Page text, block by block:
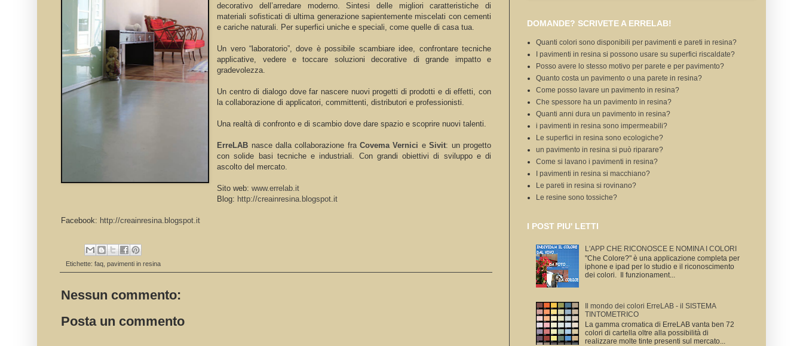
decorativo dell’arredare moderno. Sintesi delle migliori caratteristiche di
materiali sofisticati di ultima generazione sapientemente miscelati con cementi
e cariche naturali. Per superfici uniche e speciali, come quelle di casa tua.
Un vero “laboratorio”, dove è possibile scambiare idee, confrontare tecniche
applicative, vedere e toccare soluzioni decorative di grande impatto e
gradevolezza.
Un centro di dialogo dove far nascere nuovi progetti di prodotti e di effetti, con
la collaborazione di applicatori, committenti, distributori e professionisti.
Una realtà di confronto e di scambio dove dare spazio e scoprire nuovi talenti.
ErreLAB nasce dalla collaborazione fraCovema Vernici eSivit: un progetto
con solide basi tecniche e industriali. Con grandi obiettivi di sviluppo e di
ascolto del mercato.
Sito web:www.errelab.it
Blog: http://creainresina.blogspot.it
Facebook: http://creainresina.blogspot.it
Etichette: faq pavimenti in resina
Nessun commento:
Posta un commento
DOMANDE? SCRIVETE A ERRELAB!
Quanti colori sono disponibili per pavimenti e pareti in resina?
I pavimenti in resina si possono usare su superfici riscaldate?
Posso avere lo stesso motivo per parete e per pavimento?
Quanto costa un pavimento o una parete in resina?
Come posso lavare un pavimento in resina?
Che spessore ha un pavimento in resina?
Quanti anni dura un pavimento in resina?
i pavimenti in resina sono impermeabili?
Le superfici in resina sono ecologiche?
un pavimento in resina si può riparare?
Come si lavano i pavimenti in resina?
I pavimenti in resina si macchiano?
Le pareti in resina si rovinano?
Le resine sono tossiche?
I POST PIU' LETTI
L'APP CHE RICONOSCE E NOMINA I COLORI
"Che Colore?" è una applicazione completa per
iphone e ipad per lo studio e il riconoscimento
dei colori. Il funzionament...
Il mondo dei colori ErreLAB - il SISTEMA
TINTOMETRICO
La gamma cromatica di ErreLAB vanta ben 72
colori di cartella oltre alla possibilità di
realizzare molte tinte presenti sul mercato...